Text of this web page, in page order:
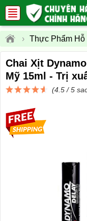
› Thực Phẩm
Chai Xịt
Mỹ 15ml - Trị
(4.5 / 5